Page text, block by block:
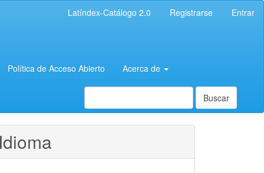
Latíndex-Catálogo 2.0 Registrarse Entrar
Política de Acceso Abierto Acerca de
Buscar